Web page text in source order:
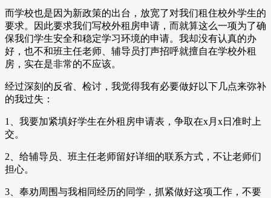
而学校也是因为新政策的出台，放宽了对我们租住校外学生的
要求。因此要求我们写校外租房申请，而就算这么一项为了确
保我们学生安全和稳定学习环境的申请。我却没有认真的办
好，也不和班主任老师、辅导员打声招呼就擅自在学校外租
房，实在是非常的不应该。
经过深刻的反省、检讨，我觉得我有必要做好以下几点来弥补
的我过失：
1、我要加紧填好学生在外租房申请表，争取在x月x日准时上
交。
2、给辅导员、班主任老师留好详细的联系方式，不让老师们
担心。
3、奉劝周围与我相同经历的同学，抓紧做好这项工作，不要